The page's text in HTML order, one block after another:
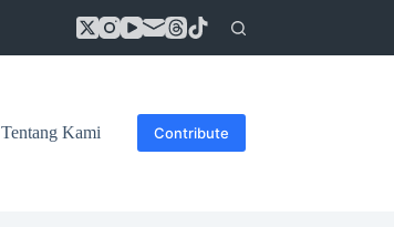
Tentang Kami Contribute